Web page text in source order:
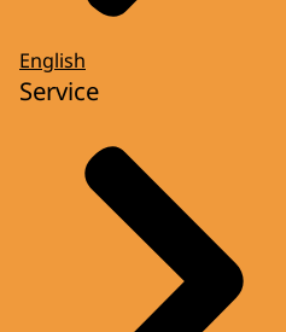
English
Service